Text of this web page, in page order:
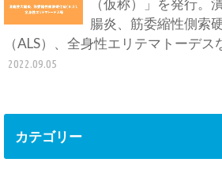
（仮称）」を発行。
腸炎、筋委縮性側索
（ALS）、全身性エリテマトーデス
2022.09.05
カテゴリー